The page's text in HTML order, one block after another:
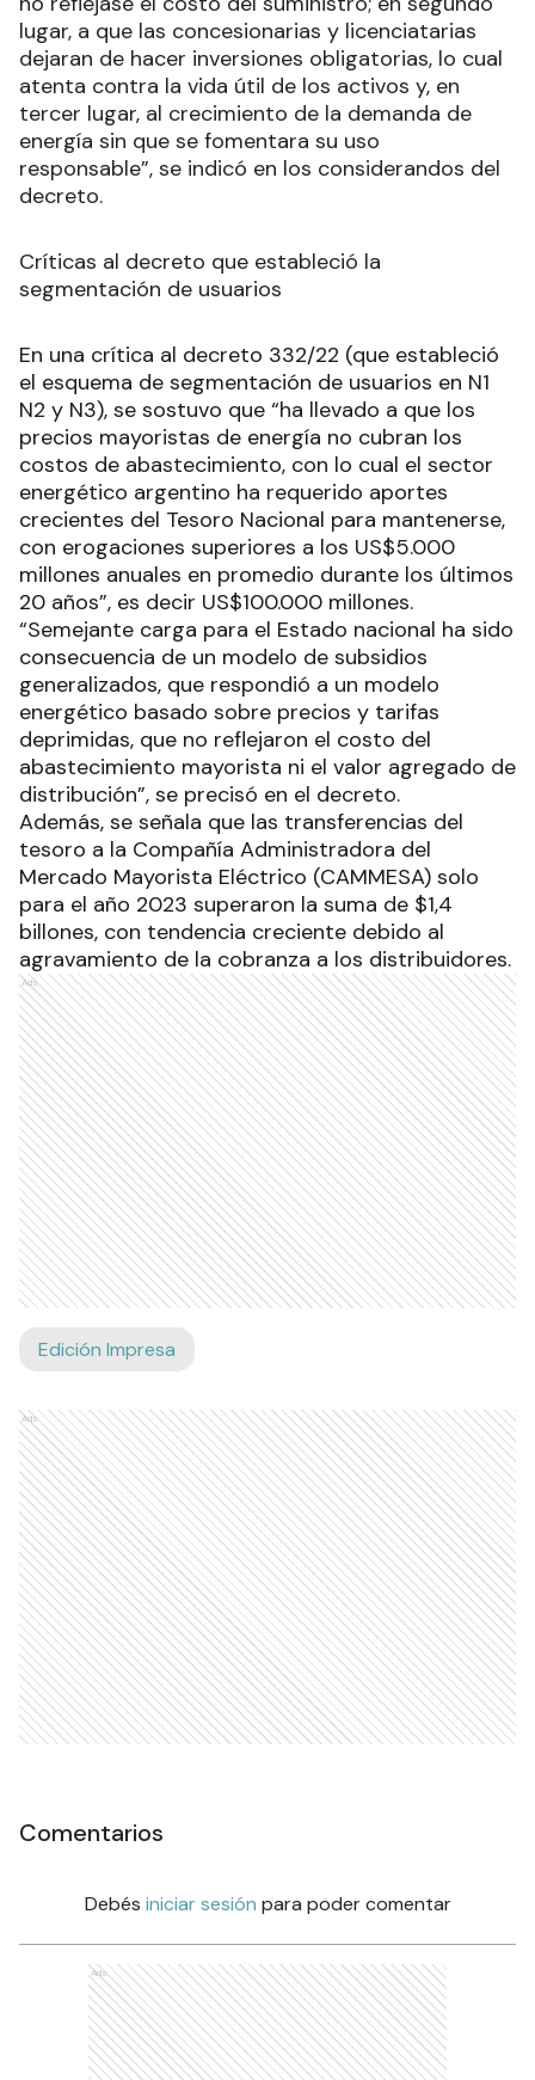
lugar, a que las concesionarias y licenciatarias
dejaran de hacer inversiones obligatorias, lo cual
atenta contra la vida útil de los activos y, en
tercer lugar, al crecimiento de la demanda de
energía sin que se fomentara su uso
responsable”, se indicó en los considerandos del
decreto.
Críticas al decreto que estableció la
segmentación de usuarios
En una crítica al decreto 332/22 (que estableció
el esquema de segmentación de usuarios en N1
N2 y N3), se sostuvo que “ha llevado a que los
precios mayoristas de energía no cubran los
costos de abastecimiento, con lo cual el sector
energético argentino ha requerido aportes
crecientes del Tesoro Nacional para mantenerse,
con erogaciones superiores a los US$5.000
millones anuales en promedio durante los últimos
20 años”, es decir US$100.000 millones.
“Semejante carga para el Estado nacional ha sido
consecuencia de un modelo de subsidios
generalizados, que respondió a un modelo
energético basado sobre precios y tarifas
deprimidas, que no reflejaron el costo del
abastecimiento mayorista ni el valor agregado de
distribución”, se precisó en el decreto.
Además, se señala que las transferencias del
tesoro a la Compañía Administradora del
Mercado Mayorista Eléctrico (CAMMESA) solo
para el año 2023 superaron la suma de $1,4
billones, con tendencia creciente debido al
agravamiento de la cobranza a los distribuidores.
Ads
Edición Impresa
Ads
Comentarios
Debés iniciar sesión para poder comentar
Ads